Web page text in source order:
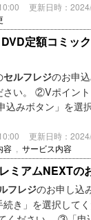
更新日時：
定額コミッ
セルフレジのお申
さい。 ②Vポイン
みボタン」を選
更新日時：
容 サービス内容
ミアムNEXTの
フレジのお申し込
き」を選択して